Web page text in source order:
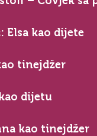
Elsa kao dijete
tinejdžer
dijetu
kao tinejdžer